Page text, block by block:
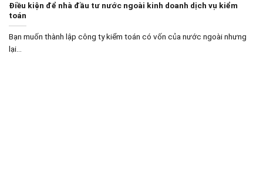
Điều kiện để nhà đầu tư nước ngoài kinh doanh dịch vụ kiểm
toán
Bạn muốn thành lập công ty kiểm toán có vốn của nước ngoài nhưng
lại...